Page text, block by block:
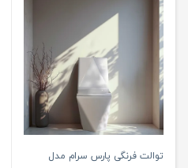
توالت فرنگی پارس سرام مدل